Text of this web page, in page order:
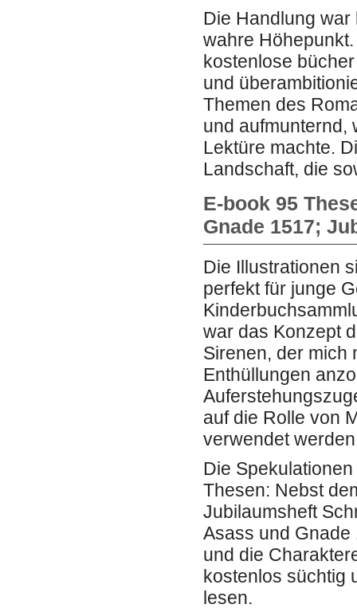
Die Handlung
wahre
kostenlose
und
Themen des
und aufmunternd,
Lektüre machte.
Landschaft, die
E-book 95
Gnade 1517;
Die Illustrationen
perfekt für junge
war das Konzept
Sirenen, der mich
Enthüllungen
auf die Rolle von
verwendet
Die
Thesen: Nebst
Jubilaumsheft
Asass und Gnade
und die
kostenlos süchtig
lesen.